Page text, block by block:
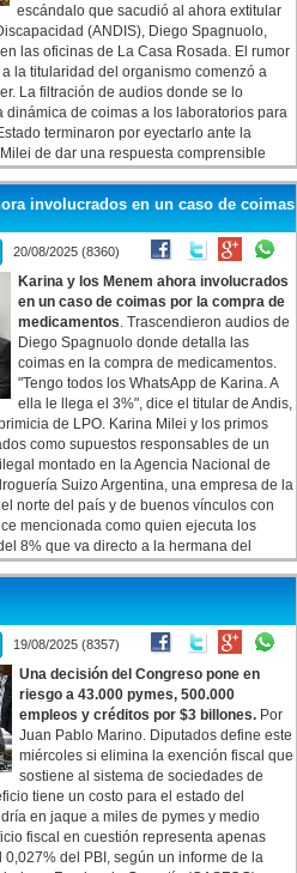
escándalo que sacudió al ahora extitular
(ANDIS), Diego Spagnuolo,
las oficinas de La Casa Rosada. El rumor
la titularidad del organismo comenzó a
La filtración de audios donde se lo
dinámica de coimas a los laboratorios para
terminaron por eyectarlo ante la
de dar una respuesta comprensible
involucrados en un caso de coimas
20/08/2025 (8360)
Karina y los Menem ahora involucrados
en un caso de coimas por la compra de
medicamentos. Trascendieron audios de
Diego Spagnuolo donde detalla las
coimas en la compra de medicamentos.
"Tengo todos los WhatsApp de Karina. A
ella le llega el 3%", dice el titular de Andis,
de LPO. Karina Milei y los primos
como supuestos responsables de un
montado en la Agencia Nacional de
Suizo Argentina, una empresa de la
norte del país y de buenos vínculos con
mencionada como quien ejecuta los
8% que va directo a la hermana del
19/08/2025 (8357)
Una decisión del Congreso pone en
riesgo a 43.000 pymes, 500.000
empleos y créditos por $3 billones. Por
Juan Pablo Marino. Diputados define este
miércoles si elimina la exención fiscal que
sostiene al sistema de sociedades de
tiene un costo para el estado del
en jaque a miles de pymes y medio
fiscal en cuestión representa apenas
del PBI, según un informe de la